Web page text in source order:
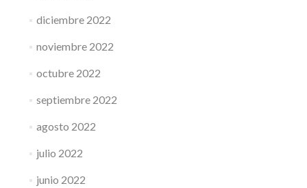
diciembre 2022
noviembre 2022
octubre 2022
septiembre 2022
agosto 2022
julio 2022
junio 2022